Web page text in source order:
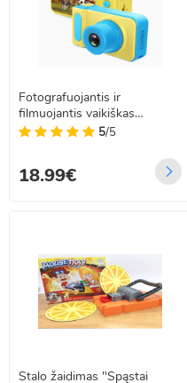
Fotografuojantis ir
filmuojantis vaikiškas
fotoaparatas
5/5
18.99€
Stalo žaidimas "Spąstai